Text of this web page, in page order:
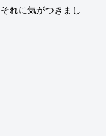
れに気がつきまし